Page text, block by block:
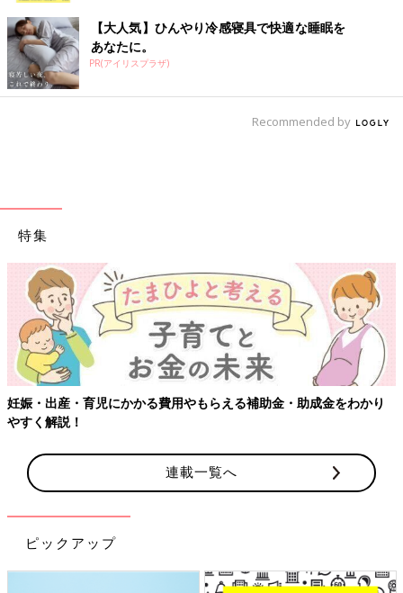
【大人気】ひんやり冷感寝具で快適な睡眠を
あなたに。
PR(アイリスプラザ)
Recommended by
特集
妊娠・出産・育児にかかる費用やもらえる補助金・助成金をわかり
やすく解説！
連載一覧へ
ピックアップ